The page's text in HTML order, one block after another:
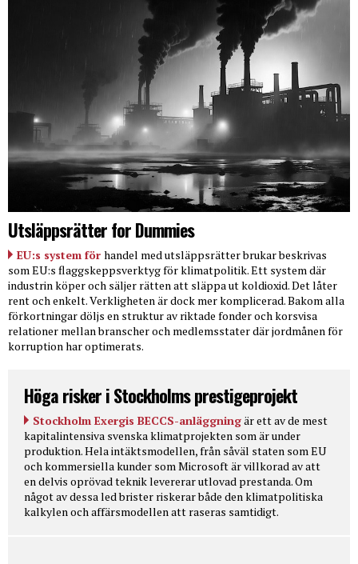
Utsläppsrätter for Dummies
EU:s system för handel med utsläppsrätter brukar beskrivas
som EU:s flaggskeppsverktyg för klimatpolitik. Ett system där
industrin köper och säljer rätten att släppa ut koldioxid. Det låter
rent och enkelt. Verkligheten är dock mer komplicerad. Bakom alla
förkortningar döljs en struktur av riktade fonder och korsvisa
relationer mellan branscher och medlemsstater där jordmånen för
korruption har optimerats.
Höga risker i Stockholms prestigeprojekt
Stockholm Exergis BECCS-anläggningär ett av de mest
kapitalintensiva svenska klimatprojekten som är under
produktion. Hela intäktsmodellen, från såväl staten som EU
och kommersiella kunder som Microsoft är villkorad av att
en delvis oprövad teknik levererar utlovad prestanda. Om
något av dessa led brister riskerar både den klimatpolitiska
kalkylen och affärsmodellen att raseras samtidigt.